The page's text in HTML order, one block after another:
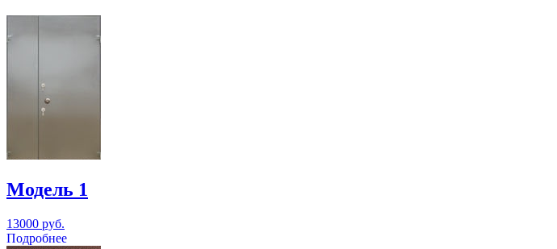
Модель 1
13000 руб.
Подробнее